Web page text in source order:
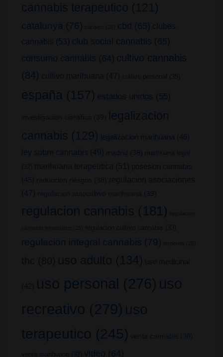
cannabis terapeutico (121)
catalunya (76) cañamo (26) cbd (65) clubes
cannabis (53) club social cannabis (65)
consumo cannabis (64) cultivo cannabis
(84) cultivo marihuana (47) cultivo personal (35)
españa (157) estados unidos (55)
investigacion cientifica (39)
legalizacion
cannabis (129) legalizacion marihuana (46)
ley sobre cannabis (49) madrid (38)
marihuana legal
(32)
marihuana terapeutica (51) posesion cannabis
(45) reduccion riesgos (38)
regulacion asociaciones
(47) regulacion autocultivo marihuana (39)
regulacion cannabis (181) regulacion
cannabis terapeutico (25) regulacion cultivo cannabis (33)
regulacion integral cannabis (79) terpenos (25)
thc (80) uso adulto (134) uso medicinal
(42) uso personal (276) uso
recreativo (279) uso
terapeutico (245) venta cannabis (38)
venta marihuana (32) video (64)